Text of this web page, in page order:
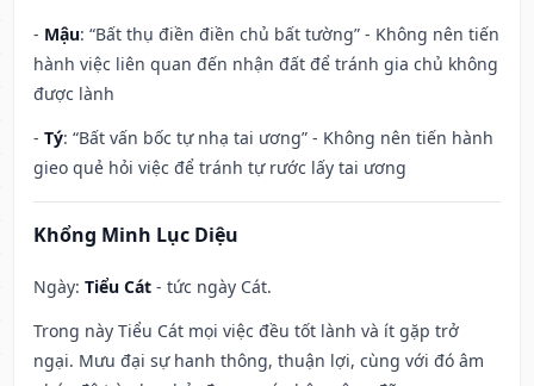
- Mậu: “Bất thụ điền điền chủ bất tường” - Không nên tiến
hành việc liên quan đến nhận đất để tránh gia chủ không
được lành
- Tý: “Bất vấn bốc tự nhạ tai ương” - Không nên tiến hành
gieo quẻ hỏi việc để tránh tự rước lấy tai ương
Khổng Minh Lục Diệu
Ngày: Tiểu Cát - tức ngày Cát.
Trong này Tiểu Cát mọi việc đều tốt lành và ít gặp trở
ngại. Mưu đại sự hanh thông, thuận lợi, cùng với đó âm